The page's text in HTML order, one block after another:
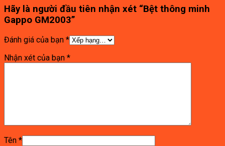
Hãy là người đầu tiên nhận xét “Bệt thông minh
Gappo GM2003”
Đánh giá của bạn *
Nhận xét của bạn *
Tên *